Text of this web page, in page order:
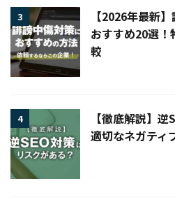
3
【2026年最新
おすすめ20選
較
4
【徹底解説】
適切なネガティ